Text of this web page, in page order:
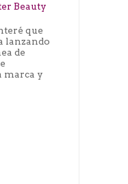
Beauty
que
lanzando
de
marca y